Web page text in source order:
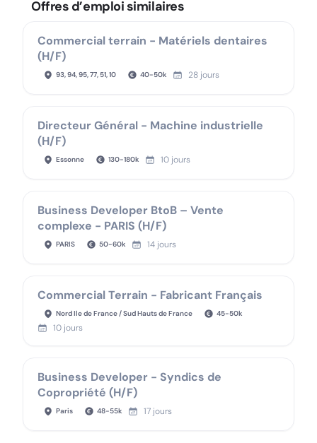
Offres d’emploi similaires
Commercial terrain - Matériels dentaires
(H/F)
93, 94, 95, 77, 51, 10 40-50k 28 jours
Directeur Général - Machine industrielle
(H/F)
Essonne 130-180k 10 jours
Business Developer BtoB – Vente
complexe - PARIS (H/F)
PARIS 50-60k 14 jours
Commercial Terrain - Fabricant Français
Nord Ile de France / Sud Hauts de France 45-50k
10 jours
Business Developer - Syndics de
Copropriété (H/F)
Paris 48-55k 17 jours